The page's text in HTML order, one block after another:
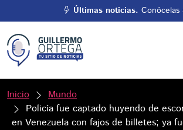
Últimas noticias. Conócelas
Inicio
Mundo
Policía fue captado huyendo de
en Venezuela con fajos de billetes; ya